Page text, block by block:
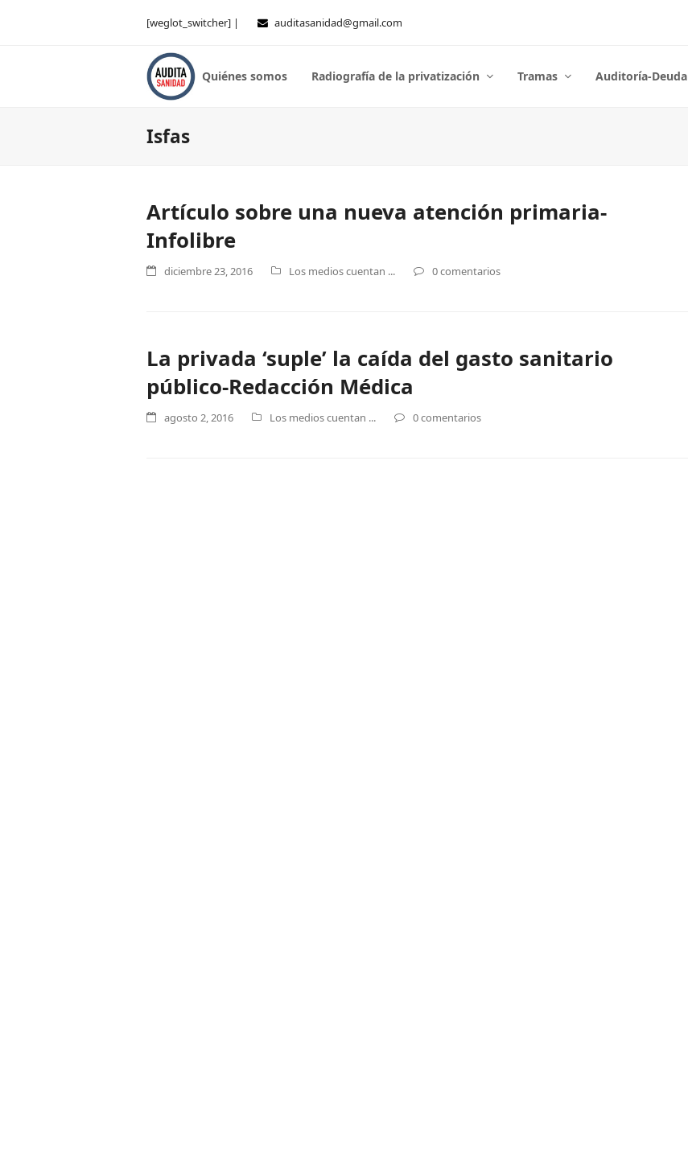
[weglot_switcher] | auditasanidad@gmail.com
Quiénes somos Radiografía de la privatización Tramas Auditoría-Deuda
Isfas
Artículo sobre una nueva atención primaria-
Infolibre
diciembre 23, 2016 Los medios cuentan ... 0 comentarios
La privada ‘suple’ la caída del gasto sanitario
público-Redacción Médica
agosto 2, 2016 Los medios cuentan ... 0 comentarios